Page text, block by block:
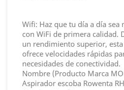
Wifi: Haz que tu día a día sea
con WiFi de primera calidad.
un rendimiento superior,
ofrece velocidades rápidas
necesidades de conectividad.
Nombre (Producto Marca
Aspirador escoba Rowenta